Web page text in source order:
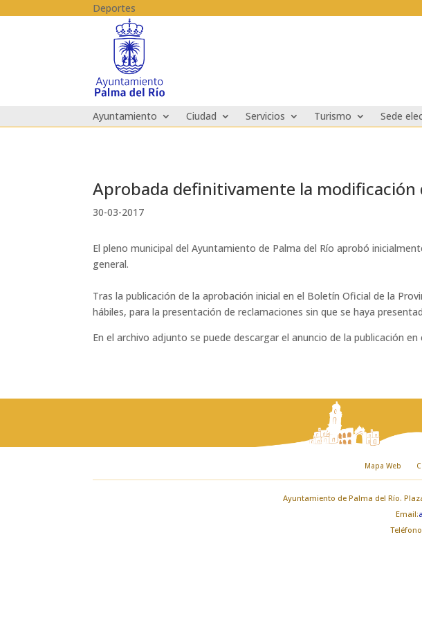
Deportes
Ayuntamiento Ciudad Servicios Turismo Sede
Aprobada definitivamente la
30-03-2017
El pleno municipal del Ayuntamiento de Palma del Río aprobó
general.
Tras la publicación de la aprobación inicial en el Boletín Oficial de la
hábiles, para la presentación de reclamaciones sin que se haya
En el archivo adjunto se puede descargar el anuncio de la publicación
Mapa Web
Ayuntamiento de Palma del Río.
Email: